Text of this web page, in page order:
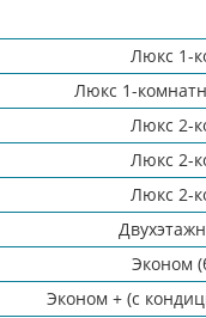
Люкс 1-
Люкс 1-
Люкс 2-
Люкс 2-
Люкс 2-
Эконом
Эконом + (с